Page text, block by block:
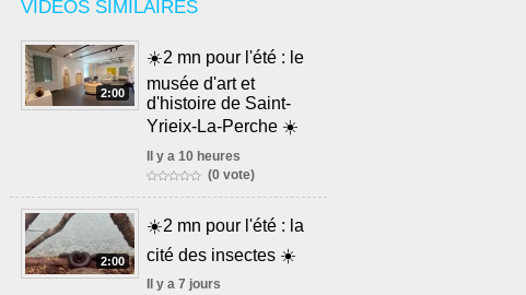
VIDÉOS SIMILAIRES
2:00
☀️2 mn pour l'été : le
musée d'art et
d'histoire de Saint-
Yrieix-La-Perche ☀️
Il y a 10 heures
(0 vote)
2:00
☀️2 mn pour l'été : la
cité des insectes ☀️
Il y a 7 jours